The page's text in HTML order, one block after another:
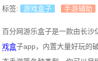
标签: 游戏盒子 手游辅助
百分网游乐盒子是一款由长
戏盒子app，内置大量好玩的